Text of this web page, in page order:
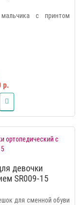
с принтом
р.
девочки
SR009-15
для сменной обуви